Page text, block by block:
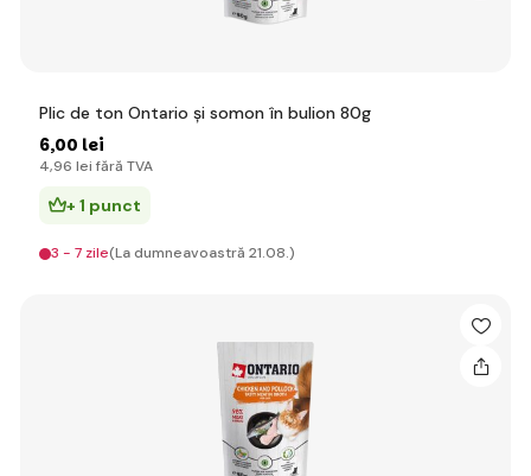
Plic de ton Ontario și somon în bulion 80g
6,00 lei
4,96 lei fără TVA
+ 1 punct
3 - 7 zile(La dumneavoastră 21.08.)